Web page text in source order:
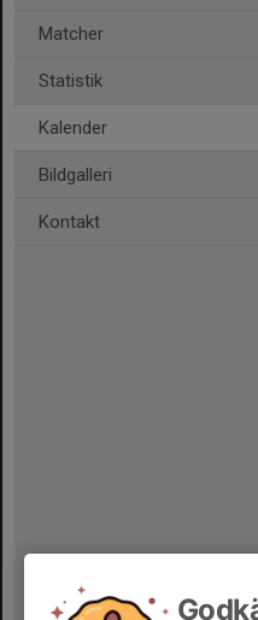
Matcher
Statistik
Kalender
Bildgalleri
Kontakt